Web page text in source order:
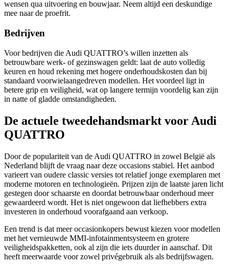
wensen qua uitvoering en bouwjaar. Neem altijd een deskundige
mee naar de proefrit.
Bedrijven
Voor bedrijven die Audi QUATTRO’s willen inzetten als
betrouwbare werk- of gezinswagen geldt: laat de auto volledig
keuren en houd rekening met hogere onderhoudskosten dan bij
standaard voorwielaangedreven modellen. Het voordeel ligt in
betere grip en veiligheid, wat op langere termijn voordelig kan zijn
in natte of gladde omstandigheden.
De actuele tweedehandsmarkt voor Audi
QUATTRO
Door de populariteit van de Audi QUATTRO in zowel België als
Nederland blijft de vraag naar deze occasions stabiel. Het aanbod
varieert van oudere classic versies tot relatief jonge exemplaren met
moderne motoren en technologieën. Prijzen zijn de laatste jaren licht
gestegen door schaarste en doordat betrouwbaar onderhoud meer
gewaardeerd wordt. Het is niet ongewoon dat liefhebbers extra
investeren in onderhoud voorafgaand aan verkoop.
Een trend is dat meer occasionkopers bewust kiezen voor modellen
met het vernieuwde MMI-infotainmentsysteem en grotere
veiligheidspakketten, ook al zijn die iets duurder in aanschaf. Dit
heeft meerwaarde voor zowel privégebruik als als bedrijfswagen.